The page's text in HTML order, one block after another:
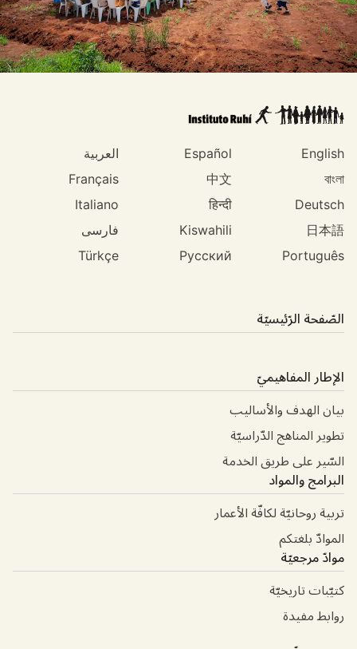
English
Español
العربية
বাংলা
中文
Français
Deutsch
हिन्दी
Italiano
日本語
Kiswahili
فارسی
Português
Русский
Türkçe
الصّفحة الرّئيسيّة
الإطار المفاهيميّ
بيان الهدف والأساليب
تطوير المناهج الدّراسيّة
السّير على طريق الخدمة
البرامج والمواد
تربية روحانيّة لكافّة الأعمار
الموادّ بلغتكم
موادّ مرجعيّة
كتيّبات تاريخيّة
روابط مفيدة